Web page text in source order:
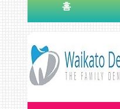
홈
Sketchbook5,
Sketchbook5,